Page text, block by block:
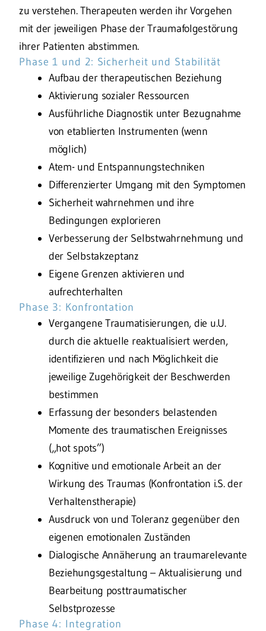
zu verstehen. Therapeuten werden ihr Vorgehen
mit der jeweiligen Phase der Traumafolgestörung
ihrer Patienten abstimmen.
Phase 1 und 2: Sicherheit und Stabilität
Aufbau der therapeutischen Beziehung
Aktivierung sozialer Ressourcen
Ausführliche Diagnostik unter Bezugnahme
von etablierten Instrumenten (wenn
möglich)
Atem- und Entspannungstechniken
Differenzierter Umgang mit den Symptomen
Sicherheit wahrnehmen und ihre
Bedingungen explorieren
Verbesserung der Selbstwahrnehmung und
der Selbstakzeptanz
Eigene Grenzen aktivieren und
aufrechterhalten
Phase 3: Konfrontation
Vergangene Traumatisierungen, die u.U.
durch die aktuelle reaktualisiert werden,
identifizieren und nach Möglichkeit die
jeweilige Zugehörigkeit der Beschwerden
bestimmen
Erfassung der besonders belastenden
Momente des traumatischen Ereignisses
(„hot spots”)
Kognitive und emotionale Arbeit an der
Wirkung des Traumas (Konfrontation i.S. der
Verhaltenstherapie)
Ausdruck von und Toleranz gegenüber den
eigenen emotionalen Zuständen
Dialogische Annäherung an traumarelevante
Beziehungsgestaltung – Aktualisierung und
Bearbeitung posttraumatischer
Selbstprozesse
Phase 4: Integration